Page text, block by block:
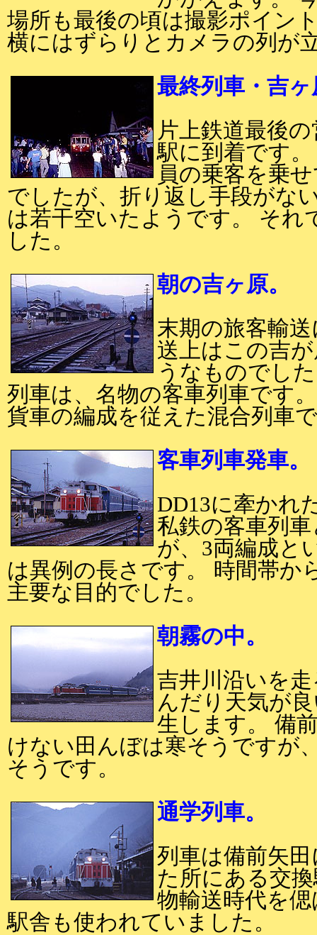
場所も最後の頃は撮影ポイン
横にはずらりとカメラの列が
最終列車・吉
片上鉄道最後
駅に到着です
員の乗客を乗
でしたが、折り返し手段がな
は若干空いたようです。 それ
した。
朝の吉ヶ原。
末期の旅客輸
送上はこの吉
うなものでし
列車は、名物の客車列車です
貨車の編成を従えた混合列車
客車列車発車。
DD13に牽かれ
私鉄の客車列
が、3両編成と
は異例の長さです。 時間帯か
主要な目的でした。
朝霧の中。
吉井川沿いを
んだり天気が
生します。 備
けない田んぼは寒そうですが
そうです。
通学列車。
列車は備前矢
た所にある交
物輸送時代を
駅舎も使われていました。